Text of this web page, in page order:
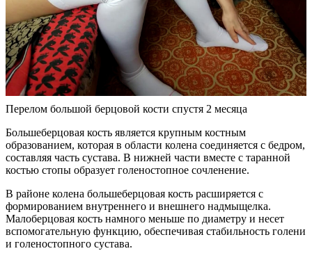
Перелом большой берцовой кости спустя 2 месяца
Большеберцовая кость является крупным костным
образованием, которая в области колена соединяется с бедром,
составляя часть сустава. В нижней части вместе с таранной
костью стопы образует голеностопное сочленение.
В районе колена большеберцовая кость расширяется с
формированием внутреннего и внешнего надмыщелка.
Малоберцовая кость намного меньше по диаметру и несет
вспомогательную функцию, обеспечивая стабильность голени
и голеностопного сустава.